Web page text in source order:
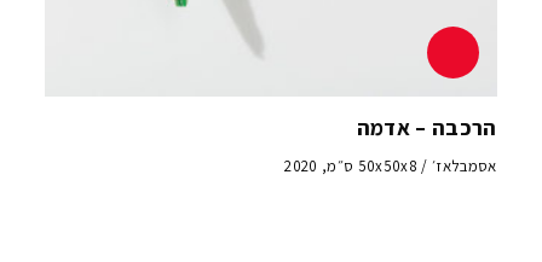
הרכבה – אדמה
אסמבלאז׳ / 50x50x8 ס״מ, 2020